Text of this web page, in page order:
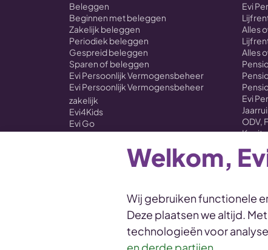
Beleggen
Beginnen met beleggen
Zakelijk beleggen
Periodiek beleggen
Gespreid beleggen
Sparen of beleggen
Evi Persoonlijk Vermogensbeheer
Evi Persoonlijk Vermogensbeheer
zakelijk
Evi4Kids
Evi Go
Evi ONE
Overstappen met je beleggingen naar
Evi
Alles
Alles
Evi
ODV,
Voorwaarden Privacy en
Duurzaamheidsprofiel
Welkom,
Wij gebruiken functionele
Deze plaatsen we altijd.
technologieën voor